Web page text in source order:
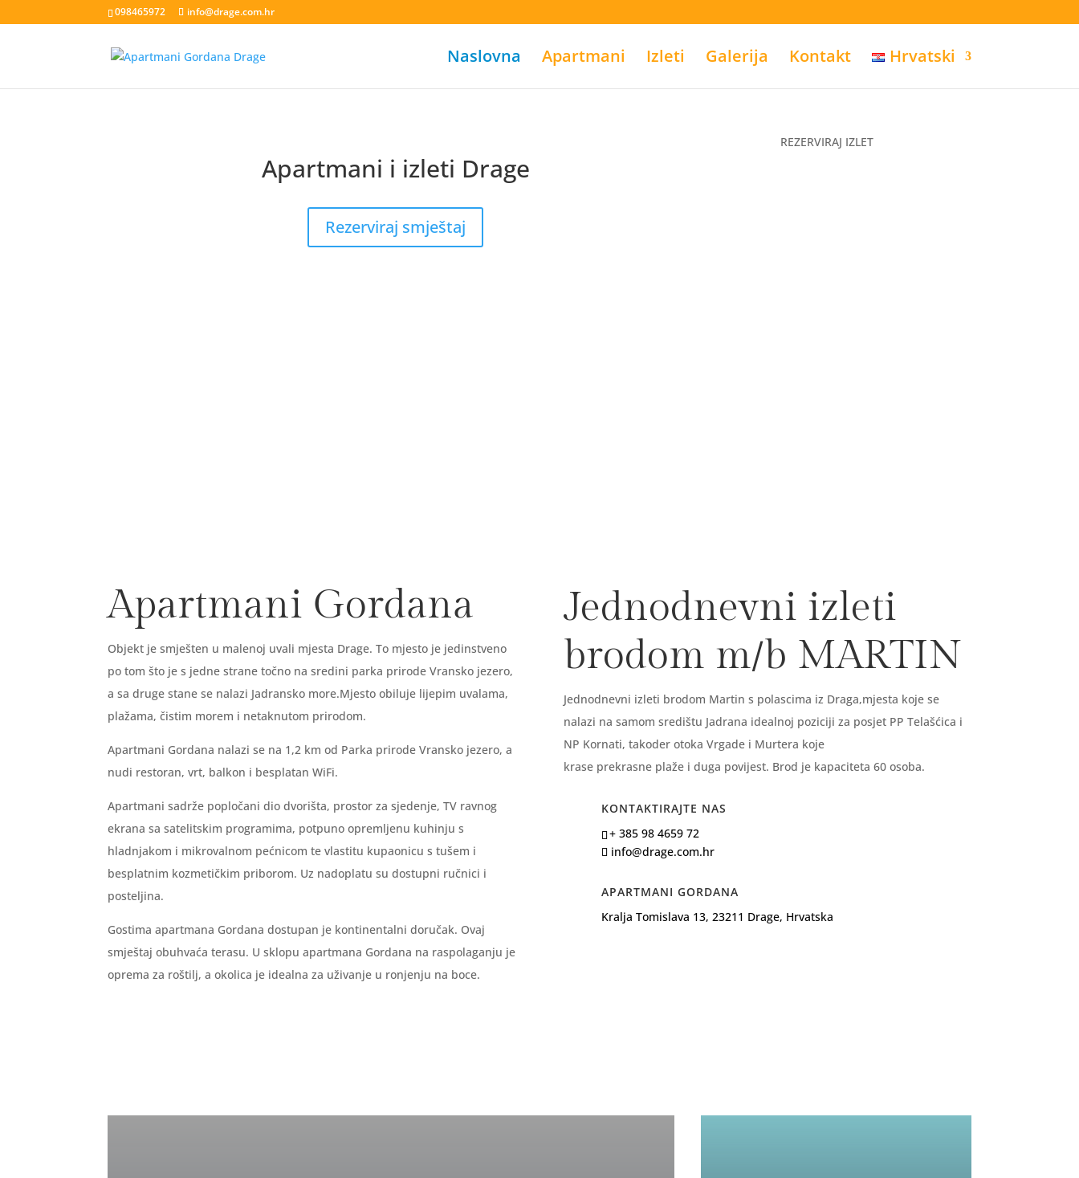
098465972 info@drage.com.hr
Naslovna Apartmani Izleti Galerija Kontakt Hrvatski
Apartmani i izleti Drage
Rezerviraj smještaj
REZERVIRAJ IZLET
Apartmani Gordana
Objekt je smješten u malenoj uvali mjesta Drage. To mjesto je jedinstveno
po tom što je s jedne strane točno na sredini parka prirode Vransko jezero,
a sa druge stane se nalazi Jadransko more.Mjesto obiluje lijepim uvalama,
plažama, čistim morem i netaknutom prirodom.
Apartmani Gordana nalazi se na 1,2 km od Parka prirode Vransko jezero, a
nudi restoran, vrt, balkon i besplatan WiFi.
Apartmani sadrže popločani dio dvorišta, prostor za sjedenje, TV ravnog
ekrana sa satelitskim programima, potpuno opremljenu kuhinju s
hladnjakom i mikrovalnom pećnicom te vlastitu kupaonicu s tušem i
besplatnim kozmetičkim priborom. Uz nadoplatu su dostupni ručnici i
posteljina.
Gostima apartmana Gordana dostupan je kontinentalni doručak. Ovaj
smještaj obuhvaća terasu. U sklopu apartmana Gordana na raspolaganju je
oprema za roštilj, a okolica je idealna za uživanje u ronjenju na boce.
Jednodnevni izleti
brodom m/b MARTIN
Jednodnevni izleti brodom Martin s polascima iz Draga,mjesta koje se
nalazi na samom središtu Jadrana idealnoj poziciji za posjet PP Telašćica i
NP Kornati, takoder otoka Vrgade i Murtera koje
krase prekrasne plaže i duga povijest. Brod je kapaciteta 60 osoba.
KONTAKTIRAJTE NAS
+ 385 98 4659 72
info@drage.com.hr
APARTMANI GORDANA
Kralja Tomislava 13, 23211 Drage, Hrvatska